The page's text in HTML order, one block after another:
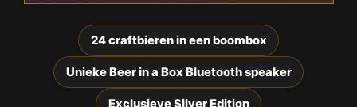
24 craftbieren in een boombox
Unieke Beer in a Box Bluetooth speaker
Exclusieve Silver Edition